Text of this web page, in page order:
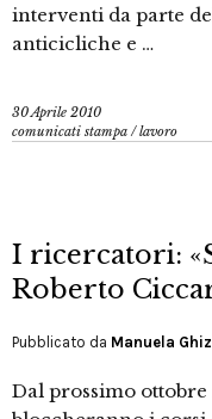
interventi da parte
anticicliche e …
30 Aprile 2010
comunicati stampa /lavoro
I ricercatori:
Roberto
Pubblicato da Manuela
Dal prossimo